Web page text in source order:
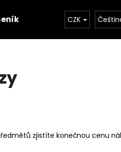
Kontakty
CZK
zjistíte konečnou cenu
HLEDAT